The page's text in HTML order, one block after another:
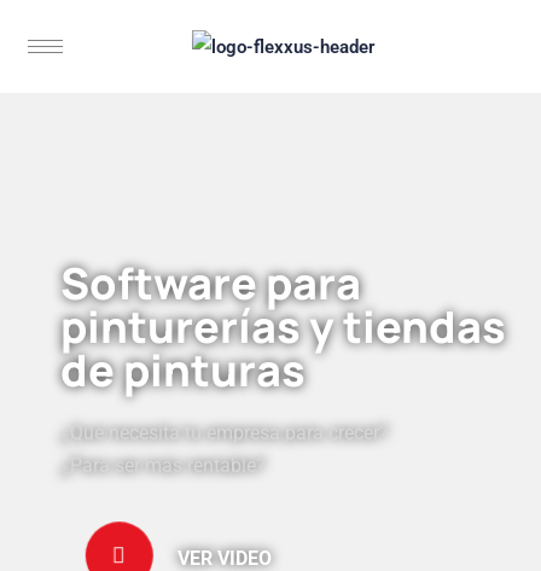
Software para
pinturerías y tiendas
de pinturas
¿Qué necesita tu empresa para crecer?
¿Para ser más rentable?
VER VIDEO